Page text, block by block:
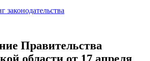
законодательства
Правительства